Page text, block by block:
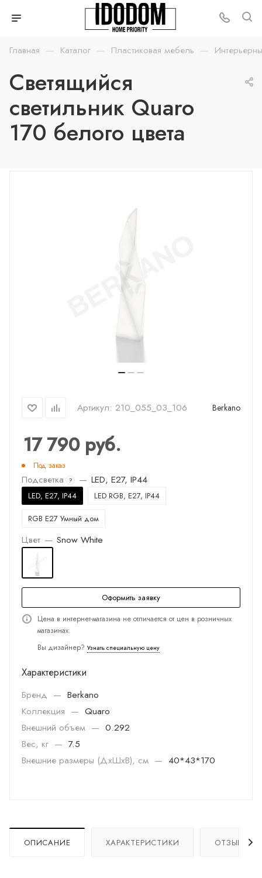
Главная — Каталог — Пластиковая мебель —
Светящийся
светильник Quaro
170 белого цвета
Артикул: 210_055_03_106 Berkano
17 790руб.
Под заказ
Подсветка ? — LED, E27, IP44
LED, E27, IP44 LED RGB, E27, IP44
RGB E27 Умный дом
Цвет — Snow White
Оформить заявку
Цена в интернет-магазина не отличается от цен в розничных
магазинах.
Вы дизайнер? Узнать специальную цену
Характеристики
Бренд — Berkano
Коллекция — Quaro
Внешний объем — 0.292
Вес, кг — 7.5
Внешние размеры (ДхШхВ), см — 40*43*170
ОПИСАНИЕ ХАРАКТЕРИСТИКИ ОТЗЫВЫ